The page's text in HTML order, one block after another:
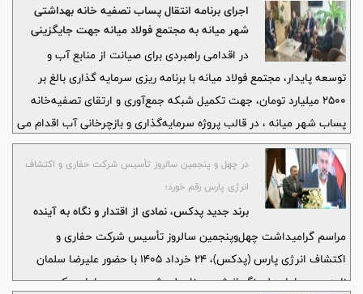
اجرای برنامه انتقال پساب تصفیه خانه بهداشتی
شهر میانه به مجتمع فولاد میانه جهت جایگزینی
آب مصرفی در فولاد
در اقدامی راهبردی برای صیانت از منابع آب و
توسعه پایدار، مجتمع فولاد میانه با برنامه ریزی سرمایه گذاری بالغ بر
۲۵۰۰ میلیارد تومان، جهت تکمیل شبکه جمع‌آوری و ارتقای تصفیه‌خانه
پساب شهر میانه ، در قالب پروژه سرمایه‌گذاری و بازچرخانی آب اقدام می
کند.
در چهل و پنجمین سالروز تأسیس شرکت حفاری و اکتشاف
انرژی پارس رقم خورد؛
برند جدید پدکس، نمادی از اقتدار و نگاه به آینده
مراسم گرامیداشت چهل‌وپنجمین سالروز تأسیس شرکت حفاری و
اکتشاف انرژی پارس (پدکس)، ۲۴ خرداد ۱۴۰۵ با حضور عليرضا سلمان
زاده، مدیرعامل هلدینگ انرژی سینا، علي شهريور، مدیرعامل پدکس،